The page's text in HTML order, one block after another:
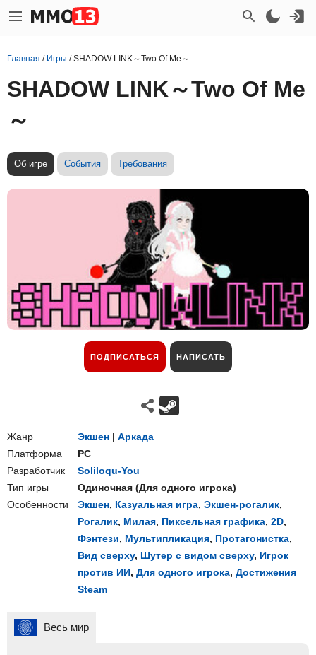
Главная / Игры /SHADOW LINK～Two Of Me～
SHADOW LINK～Two Of Me
～
Об игре События Требования
ПОДПИСАТЬСЯ НАПИСАТЬ
Жанр Экшен | Аркада
Платформа
PC
Разработчик
Soliloqu-You
Тип игры
Одиночная (Для одного игрока)
Особенности
Экшен, Казуальная игра, Экшен-рогалик,
Рогалик, Милая, Пиксельная графика, 2D,
Фэнтези, Мультипликация, Протагонистка,
Вид сверху, Шутер с видом сверху, Игрок
против ИИ, Для одного игрока, Достижения
Steam
Весь мир